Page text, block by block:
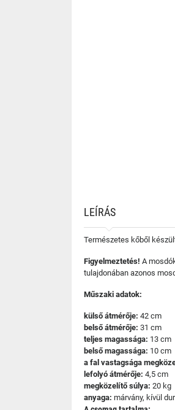
LEÍRÁS
Természetes kőből
Figyelmeztetés! A
tulajdonában azonos
Műszaki adatok:
külső átmérője: 42 cm
belső átmérője: 31 cm
teljes magassága: 13 cm
belső magassága: 10 cm
a fal vastagsága
lefolyó átmérője: 4,5 cm
megközelítő súlya: 20 kg
anyaga: márvány, kívül